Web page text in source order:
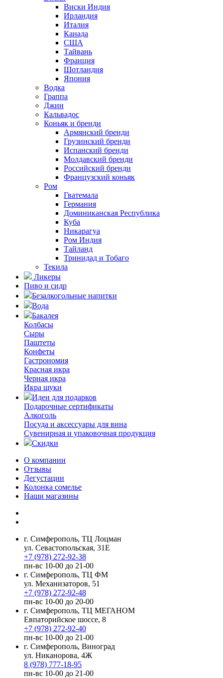
Виски Индия
Ирландия
Италия
Канада
США
Тайвань
Франция
Шотландия
Япония
Водка
Граппа
Джин
Кальвадос
Коньяк и бренди
Армянский бренди
Грузинский бренди
Испанский бренди
Молдавский бренди
Российский бренди
Французский коньяк
Ром
Гватемала
Германия
Доминиканская Республика
Куба
Никарагуа
Ром Индия
Тайланд
Тринидад и Тобаго
Текила
Ликеры
Пиво и сидр
Безалкогольные напитки
Вода
Бакалея
Колбасы
Сыры
Паштеты
Конфеты
Гастрономия
Красная икра
Черная икра
Икра щуки
Идеи для подарков
Подарочные сертификаты
Алкоголь
Посуда и аксессуары для вина
Сувенирная и упаковочная продукция
Скидки
О компании
Отзывы
Дегустации
Колонка сомелье
Наши магазины
г. Симферополь, ТЦ Лоцман
ул. Севастопольская, 31Е
+7 (978) 272-92-38
пн-вс 10-00 до 21-00
г. Симферополь, ТЦ ФМ
ул. Механизаторов, 51
+7 (978) 272-92-48
пн-вс 10-00 до 20-00
г. Симферополь, ТЦ МЕГАНОМ
Евпаторийское шоссе, 8
+7 (978) 272-92-40
пн-вс 10-00 до 21-00
г. Симферополь, Виноград
ул. Никанорова, 4Ж
8 (978) 777-18-95
пн-вс 10-00 до 21-00